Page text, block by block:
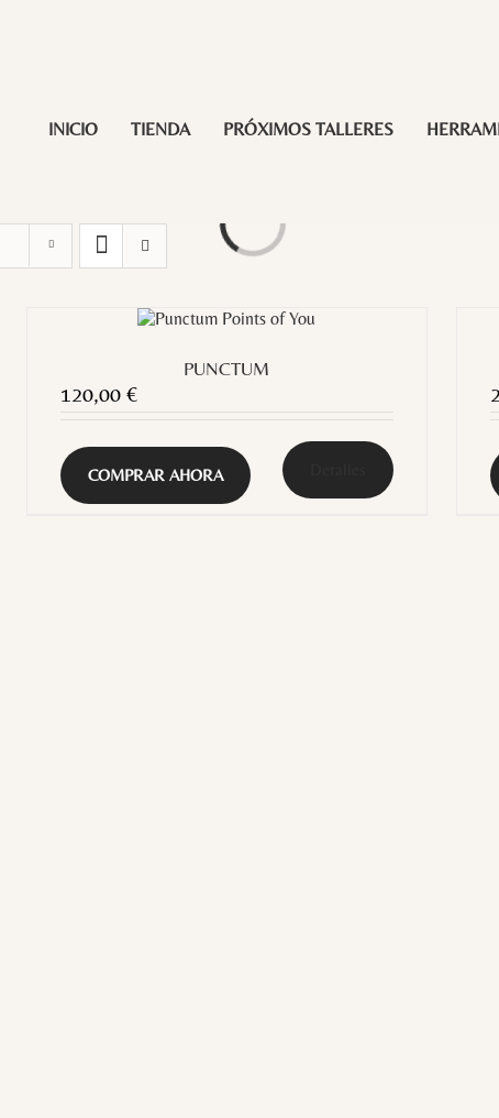
INICIO TIENDA PRÓXIMOS TALLERES
Loading...
PUNCTUM
120,00 €
COMPRAR AHORA